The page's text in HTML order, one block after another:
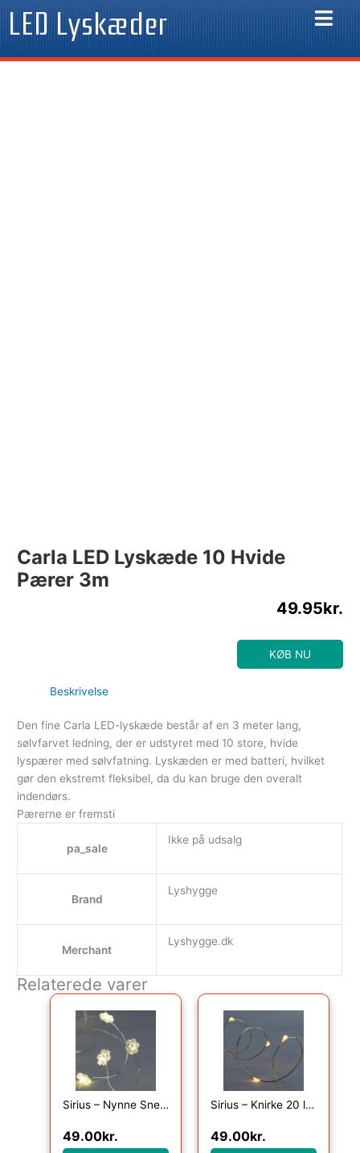
LED Lyskæder
Carla LED Lyskæde 10 Hvide
Pærer 3m
49.95kr.
KØB NU
Beskrivelse
Den fine Carla LED-lyskæde består af en 3 meter lang,
sølvfarvet ledning, der er udstyret med 10 store, hvide
lyspærer med sølvfatning. Lyskæden er med batteri, hvilket
gør den ekstremt fleksibel, da du kan bruge den overalt
indendørs.
Pærerne er fremsti
pa_sale
Ikke på udsalg
Brand
Lyshygge
Merchant
Lyshygge.dk
Relaterede varer
Sirius – Nynne Snefnug 20 Lys, Klar/Sølv
49.00kr.
Sirius – Knirke 20 lys, Klar/Guld
49.00kr.